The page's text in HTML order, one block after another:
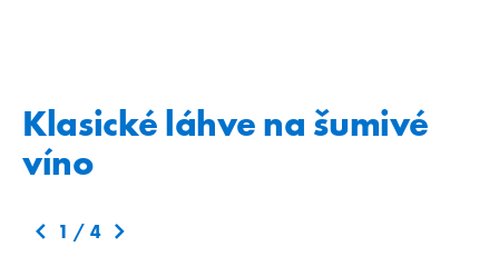
Klasické láhve na šumivé
víno
1 / 4